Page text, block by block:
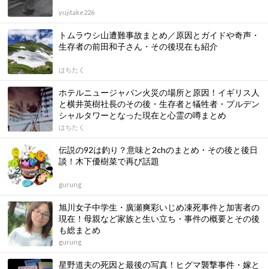
yujitake226
トムラウシ山遭難事故まとめ／原因とガイドや奇声・
生存者の前田和子さん・その後現在も紹介
はちたく
ホテルニュージャパン火災の場所と原因！イギリス人
と横井英樹社長のその後・生存者と犠牲者・プルデン
シャルタワーとなった現在と心霊の噂まとめ
はちたく
伝説の92は釣り？意味と2chのまとめ・その後と後日
談！木下優樹菜で再び話題
gurung
旭川女子中学生・廣瀬爽彩いじめ凍死事件と加害者の
現在！母親など家族と生い立ち・事件の概要とその後
も総まとめ
gurung
星野道夫の死因と最後の写真！ヒグマ襲撃事件・嫁と